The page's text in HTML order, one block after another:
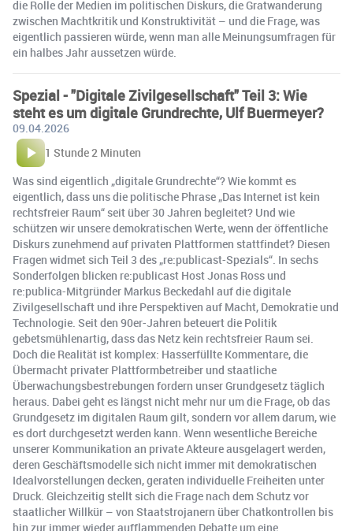
die Rolle der Medien im politischen Diskurs, die Gratwanderung
zwischen Machtkritik und Konstruktivität – und die Frage, was
eigentlich passieren würde, wenn man alle Meinungsumfragen für
ein halbes Jahr aussetzen würde.
Spezial - "Digitale Zivilgesellschaft" Teil 3: Wie
steht es um digitale Grundrechte, Ulf Buermeyer?
09.04.2026
1 Stunde 2 Minuten
Was sind eigentlich „digitale Grundrechte“? Wie kommt es
eigentlich, dass uns die politische Phrase „Das Internet ist kein
rechtsfreier Raum“ seit über 30 Jahren begleitet? Und wie
schützen wir unsere demokratischen Werte, wenn der öffentliche
Diskurs zunehmend auf privaten Plattformen stattfindet? Diesen
Fragen widmet sich Teil 3 des „re:publicast-Spezials“. In sechs
Sonderfolgen blicken re:publicast Host Jonas Ross und
re:publica-Mitgründer Markus Beckedahl auf die digitale
Zivilgesellschaft und ihre Perspektiven auf Macht, Demokratie und
Technologie. Seit den 90er-Jahren beteuert die Politik
gebetsmühlenartig, dass das Netz kein rechtsfreier Raum sei.
Doch die Realität ist komplex: Hasserfüllte Kommentare, die
Übermacht privater Plattformbetreiber und staatliche
Überwachungsbestrebungen fordern unser Grundgesetz täglich
heraus. Dabei geht es längst nicht mehr nur um die Frage, ob das
Grundgesetz im digitalen Raum gilt, sondern vor allem darum, wie
es dort durchgesetzt werden kann. Wenn wesentliche Bereiche
unserer Kommunikation an private Akteure ausgelagert werden,
deren Geschäftsmodelle sich nicht immer mit demokratischen
Idealvorstellungen decken, geraten individuelle Freiheiten unter
Druck. Gleichzeitig stellt sich die Frage nach dem Schutz vor
staatlicher Willkür – von Staatstrojanern über Chatkontrollen bis
hin zur immer wieder aufflammenden Debatte um eine